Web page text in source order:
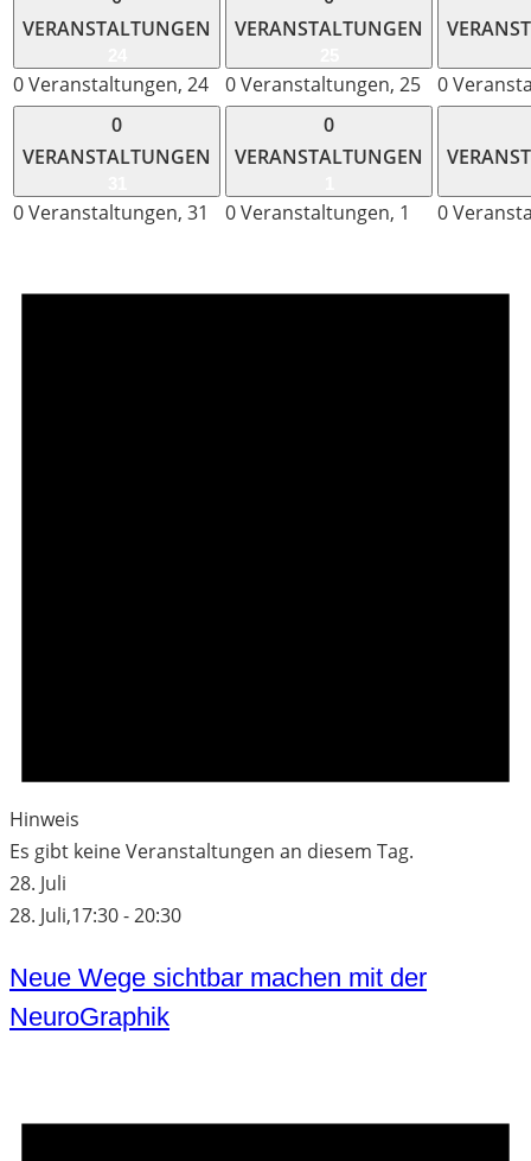
VERANSTALTUNGEN
0 Veranstaltungen, 24
VERANSTALTUNGEN
0 Veranstaltungen, 25
0
0
VERANSTALTUNGEN
0 Veranstaltungen, 31
0
VERANSTALTUNGEN
0 Veranstaltungen, 1 0
Hinweis
Es gibt keine Veranstaltungen an diesem Tag.
28. Juli
28. Juli,17:30-20:30
Neue Wege sichtbar machen mit der
NeuroGraphik